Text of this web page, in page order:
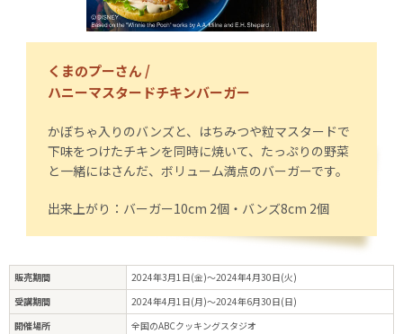
くまのプーさん /
ハニーマスタードチキンバーガー
かぼちゃ入りのバンズと、はちみつや粒マスタードで
下味をつけたチキンを同時に焼いて、たっぷりの野菜
と一緒にはさんだ、ボリューム満点のバーガーです。
出来上がり：バーガー10cm 2個・バンズ8cm 2個
販売期間
2024年3月1日(金)～2024年4月30日(火)
受講期間
2024年4月1日(月)～2024年6月30日(日)
開催場所
全国のABCクッキングスタジオ